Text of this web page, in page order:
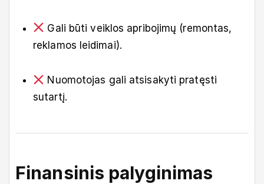
Gali būti veiklos apribojimų (remontas,
reklamos leidimai).
Nuomotojas gali atsisakyti pratęsti
sutartį.
Finansinis palyginimas